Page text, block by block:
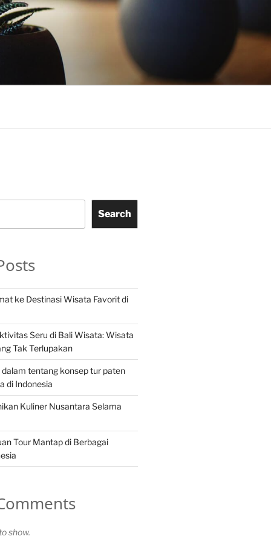
Search
ke Destinasi Wisata Favorit di
Seru di Bali Wisata: Wisata
Tak Terlupakan
dalam tentang konsep tur paten
di Indonesia
Kuliner Nusantara Selama
Tour Mantap di Berbagai
show.